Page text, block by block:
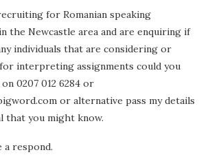
for Romanian speaking
the Newcastle area and are enquiring if
individuals that are considering or
interpreting assignments could you
0207 012 6284 or
or alternative pass my details
that you might know.
a respond.